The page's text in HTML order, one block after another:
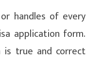
handles of every
application form.
true and correct